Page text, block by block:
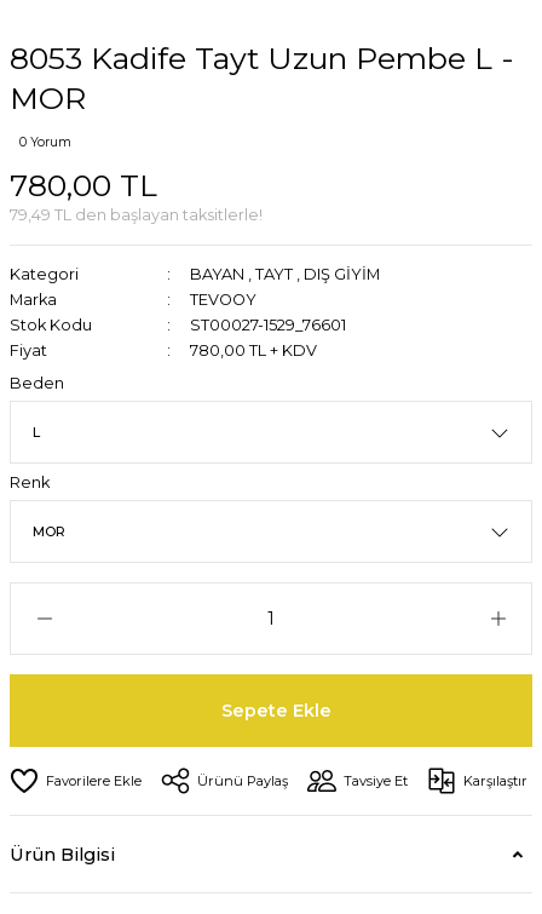
8053 Kadife Tayt Uzun Pembe L -
MOR
0 Yorum
780,00 TL
79,49 TL den başlayan taksitlerle!
Kategori BAYAN , TAYT , DIŞ GİYİM
Marka
TEVOOY
Stok Kodu
ST00027-1529_76601
Fiyat
780,00 TL + KDV
Beden
Renk
Sepete Ekle
Ürünü Paylaş Tavsiye Et Karşılaştır
Ürün Bilgisi